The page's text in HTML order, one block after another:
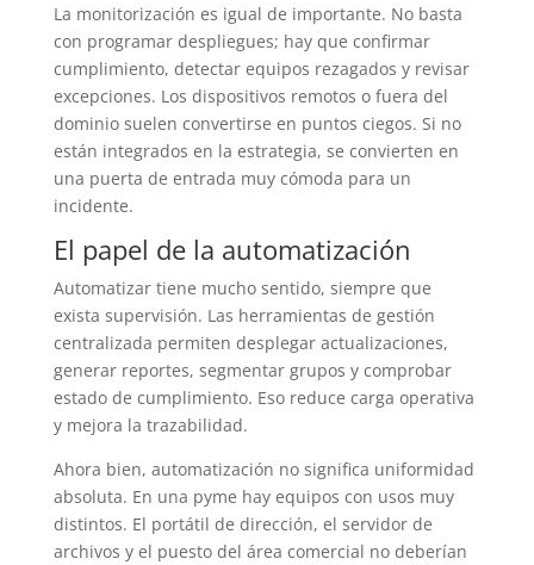
La monitorización es igual de importante. No basta
con programar despliegues; hay que confirmar
cumplimiento, detectar equipos rezagados y revisar
excepciones. Los dispositivos remotos o fuera del
dominio suelen convertirse en puntos ciegos. Si no
están integrados en la estrategia, se convierten en
una puerta de entrada muy cómoda para un
incidente.
El papel de la automatización
Automatizar tiene mucho sentido, siempre que
exista supervisión. Las herramientas de gestión
centralizada permiten desplegar actualizaciones,
generar reportes, segmentar grupos y comprobar
estado de cumplimiento. Eso reduce carga operativa
y mejora la trazabilidad.
Ahora bien, automatización no significa uniformidad
absoluta. En una pyme hay equipos con usos muy
distintos. El portátil de dirección, el servidor de
archivos y el puesto del área comercial no deberían